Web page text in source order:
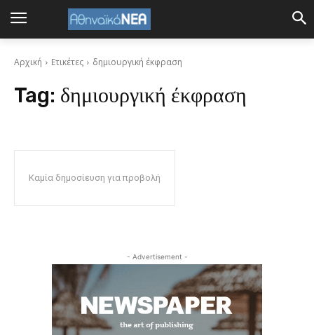
Αρχική Ετικέτες δημιουργική έκφραση
Tag: δημιουργική έκφραση
Καμία δημοσίευση για προβολή
- Advertisement -